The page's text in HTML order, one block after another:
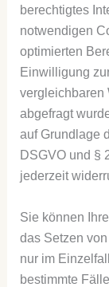
berechtigtes
notwendigen
optimierten
Einwilligung
vergleichbaren
abgefragt
auf Grundlage
DSGVO und §
jederzeit
Sie können
das Setzen
nur im
bestimmte